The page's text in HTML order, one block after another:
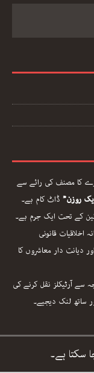
کا مصنف کی رائے سے
روزن” ڈاٹ کام ہے۔
کے تحت ایک جرم ہے۔
قانونی
دیانت دار معاشروں کا
سے آرٹیکلز نقل کرنے کی
ساتھ لنک دیجیے۔
سکتا ہے۔